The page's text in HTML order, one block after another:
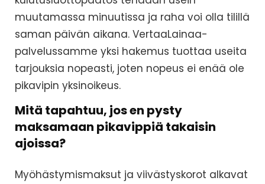
muutamassa minuutissa ja raha voi olla tilillä
saman päivän aikana. VertaaLainaa-
palvelussamme yksi hakemus tuottaa useita
tarjouksia nopeasti, joten nopeus ei enää ole
pikavipin yksinoikeus.
Mitä tapahtuu, jos en pysty
maksamaan pikavippiä takaisin
ajoissa?
Myöhästymismaksut ja viivästyskorot alkavat